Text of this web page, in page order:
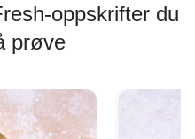
oppskrifter du
prøve